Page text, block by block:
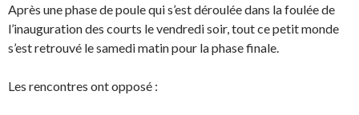
Après une phase de poule qui s’est déroulée dans la foulée de
l’inauguration des courts le vendredi soir, tout ce petit monde
s’est retrouvé le samedi matin pour la phase finale.
Les rencontres ont opposé :